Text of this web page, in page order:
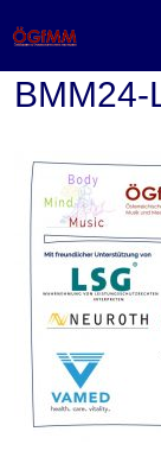
Inhalt
springen